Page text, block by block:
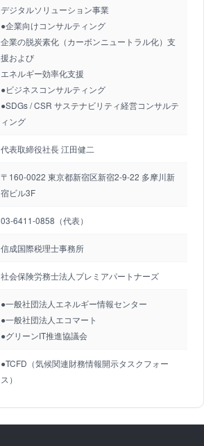
デジタルソリューション事業
●企業向けコンサルティング
企業の脱炭素化（カーボンニュートラル化）支
援および
エネルギー効率化支援
●ビジネスコンサルティング
●SDGs / CSR サステナビリティ経営コンサルテ
ィング
代表取締役社長 江田健二
〒160-0022 東京都新宿区新宿2-9-22 多摩川新
宿ビル3F
03-6411-0858（代表）
信成国際税理士事務所
社会保険労務士法人プレミアパートナーズ
●一般社団法人エネルギー情報センター
●一般社団法人エコマート
●グリーンIT推進協議会
●TCFD（気候関連財務情報開示タスクフォー
ス）